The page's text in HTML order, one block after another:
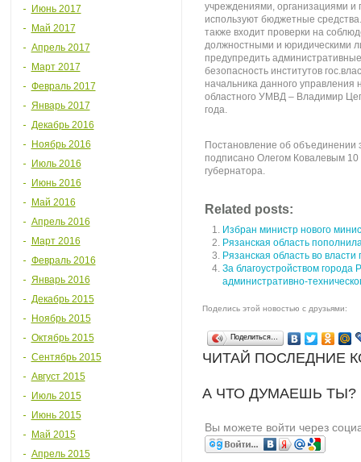
Июнь 2017
Май 2017
Апрель 2017
Март 2017
Февраль 2017
Январь 2017
Декабрь 2016
Ноябрь 2016
Июль 2016
Июнь 2016
Май 2016
Апрель 2016
Март 2016
Февраль 2016
Январь 2016
Декабрь 2015
Ноябрь 2015
Октябрь 2015
Сентябрь 2015
Август 2015
Июль 2015
Июнь 2015
Май 2015
Апрель 2015
учреждениями, организациями и
используют бюджетные
также входит проверки на
должностными и юридическими
предупредить
безопасность институтов
начальника данного
областного УМВД – Владимир
года.
Постановление об объединении
подписано Олегом Ковалевым
губернатора.
Related posts:
Избран министр нового
Рязанская область
Рязанская область во
За благоустройством города
административно-
Поделись этой новостью с друзьями:
Поделиться…
ЧИТАЙ ПОСЛЕДНИЕ
А ЧТО ДУМАЕШЬ
Вы можете войти через